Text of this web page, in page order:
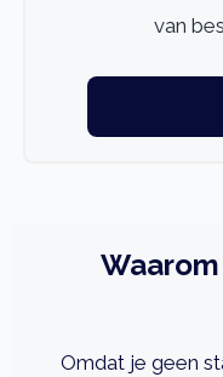
van
Omdat je geen